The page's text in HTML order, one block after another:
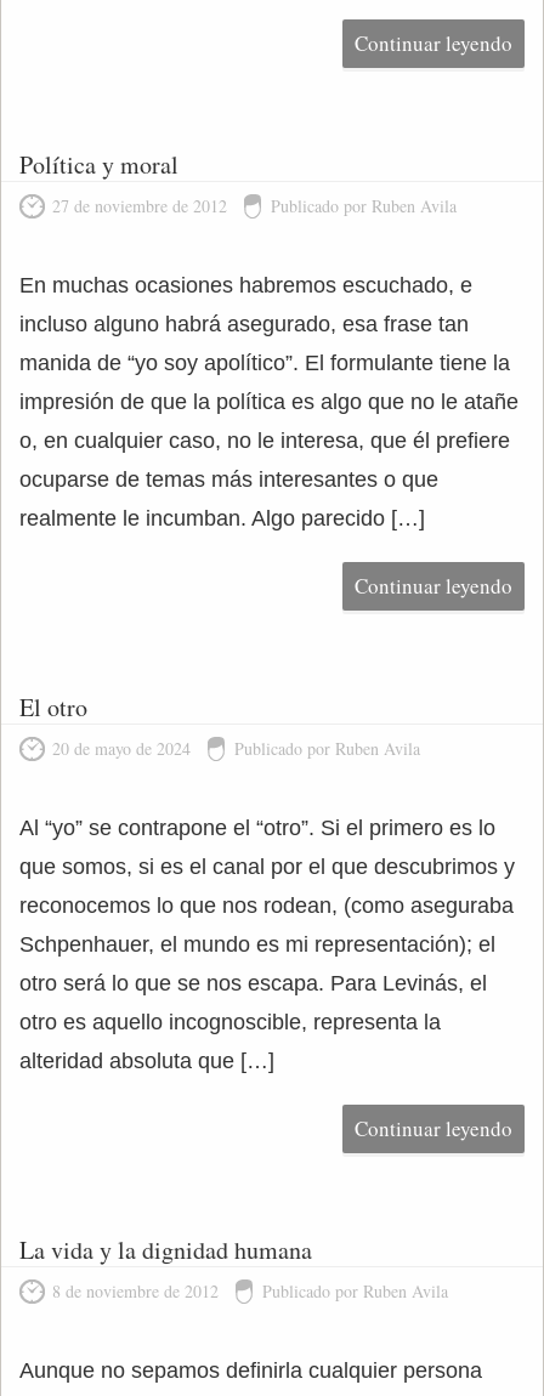
Continuar leyendo
Política y moral
27 de noviembre de 2012 Publicado por Ruben Avila
En muchas ocasiones habremos escuchado, e
incluso alguno habrá asegurado, esa frase tan
manida de “yo soy apolítico”. El formulante tiene la
impresión de que la política es algo que no le atañe
o, en cualquier caso, no le interesa, que él prefiere
ocuparse de temas más interesantes o que
realmente le incumban. Algo parecido […]
Continuar leyendo
El otro
20 de mayo de 2024 Publicado por Ruben Avila
Al “yo” se contrapone el “otro”. Si el primero es lo
que somos, si es el canal por el que descubrimos y
reconocemos lo que nos rodean, (como aseguraba
Schpenhauer, el mundo es mi representación); el
otro será lo que se nos escapa. Para Levinás, el
otro es aquello incognoscible, representa la
alteridad absoluta que […]
Continuar leyendo
La vida y la dignidad humana
8 de noviembre de 2012 Publicado por Ruben Avila
Aunque no sepamos definirla cualquier persona